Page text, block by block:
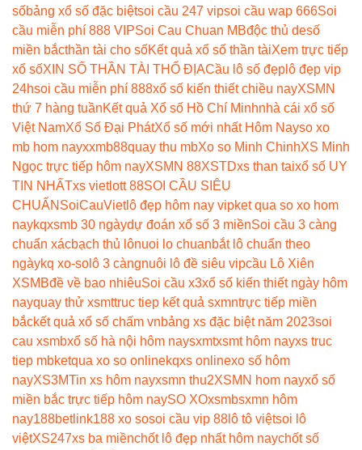
sốbảng xổ số đặc biệtsoi cầu 247 vipsoi cầu wap 666Soi
cầu miễn phí 888 VIPSoi Cau Chuan MBđộc thủ desố
miền bắcthần tài cho sốKết quả xổ số thần tàiXem trực tiếp
xổ sốXIN SỐ THẦN TÀI THỔ ĐỊACầu lô số đẹp lô đẹp vip
24hsoi cầu miễn phí 888xổ số kiến thiết chiều nayXSMN
thứ 7 hàng tuầnKết quả Xổ số Hồ Chí Minhnhà cái xổ số
Việt NamXổ Số Đại PhátXổ số mới nhất Hôm Nayso xo
mb hom nayxxmb88quay thu mbXo so Minh ChinhXS Minh
Ngọc trực tiếp hôm nayXSMN 88XSTDxs than taixổ số UY
TIN NHẤTxs vietlott 88SOI CẦU SIÊU
CHUẨN SoiCauVietlô đẹp hôm nay vipket qua so xo hom
naykqxsmb 30 ngàydự đoán xổ số 3 miềnSoi cầu 3 càng
chuẩn xácbạch thủ lônuoi lo chuanbắt lô chuẩn theo
ngàykq xo-so lô 3 càngnuôi lô đề siêu vipcầu Lô Xiên
XSMBđề về bao nhiêuSoi cầu x3xổ số kiến thiết ngày hôm
nayquay thử xsmttruc tiep kết quả sxmntrực tiếp miền
bắckết quả xổ số chấm vnbảng xs đặc biệt năm 2023soi
cau xsmbxổ số hà nội hôm naysxmtxsmt hôm nayxs truc
tiep mbketqua xo so onlinekqxs onlinexo số hôm
nayXS3MTin xs hôm nayxsmn thu2XSMN hom nayxổ số
miền bắc trực tiếp hôm naySO XOxsmbsxmn hôm
nay188betlink188 xo sosoi cầu vip 88 lô tô việtsoi lô
việtXS247xs ba miềnchốt lô đẹp nhất hôm naychốt số